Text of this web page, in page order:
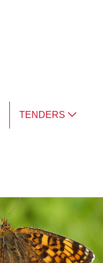
TENDERS